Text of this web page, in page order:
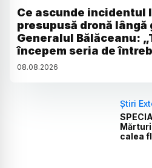
Ce ascunde incidentul
presupusă dronă lângă
Generalul Bălăceanu:
începem seria de
08.08.2026
Știri
calea